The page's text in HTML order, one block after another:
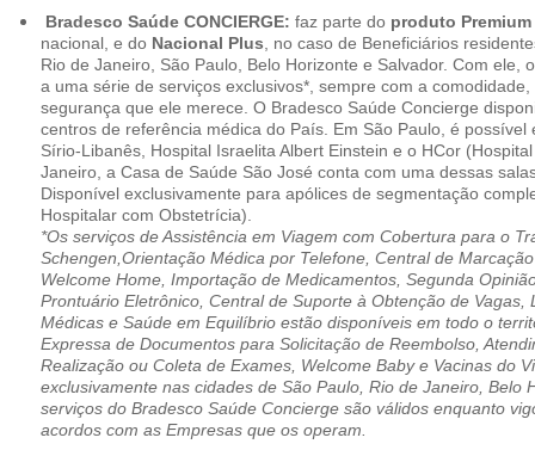
Bradesco Saúde CONCIERGE: faz parte do produto Premium
nacional, e do Nacional Plus , no caso de Beneficiários
Rio de Janeiro, São Paulo, Belo Horizonte e Salvador. Com ele,
a uma série de serviços exclusivos*, sempre com a
segurança que ele merece. O Bradesco Saúde Concierge
centros de referência médica do País. Em São Paulo, é possível
Sírio-Libanês, Hospital Israelita Albert Einstein e o HCor
Janeiro, a Casa de Saúde São José conta com uma dessas
Disponível exclusivamente para apólices de segmentação
Hospitalar com Obstetrícia).
*Os serviços de Assistência em Viagem com Cobertura para o
Schengen,Orientação Médica por Telefone, Central de
Welcome Home, Importação de Medicamentos, Segunda
Prontuário Eletrônico, Central de Suporte à Obtenção de Vagas,
Médicas e Saúde em Equilíbrio estão disponíveis em todo o
Expressa de Documentos para Solicitação de Reembolso,
Realização ou Coleta de Exames, Welcome Baby e Vacinas do
exclusivamente nas cidades de São Paulo, Rio de Janeiro, Belo
serviços do Bradesco Saúde Concierge são válidos enquanto
acordos com as Empresas que os operam.